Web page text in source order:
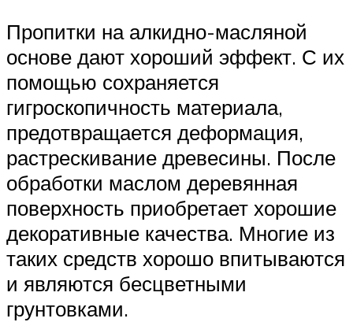
Пропитки на алкидно-масляной
основе дают хороший эффект. С их
помощью сохраняется
гигроскопичность материала,
предотвращается деформация,
растрескивание древесины. После
обработки маслом деревянная
поверхность приобретает хорошие
декоративные качества. Многие из
таких средств хорошо впитываются
и являются бесцветными
грунтовками.